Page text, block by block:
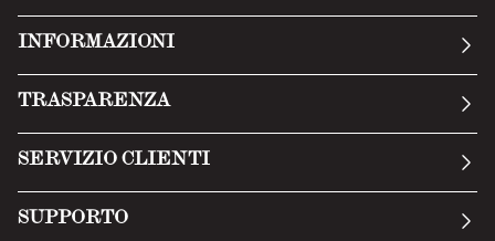
INFORMAZIONI
TRASPARENZA
Privacy Policy
SERVIZIO CLIENTI
SUPPORTO